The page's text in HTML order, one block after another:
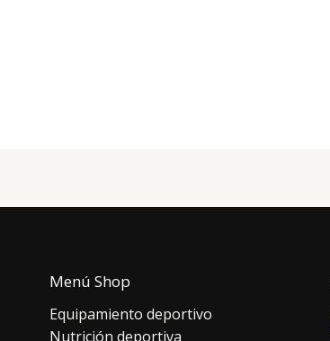
Menú Shop
Equipamiento deportivo
Nutrición deportiva